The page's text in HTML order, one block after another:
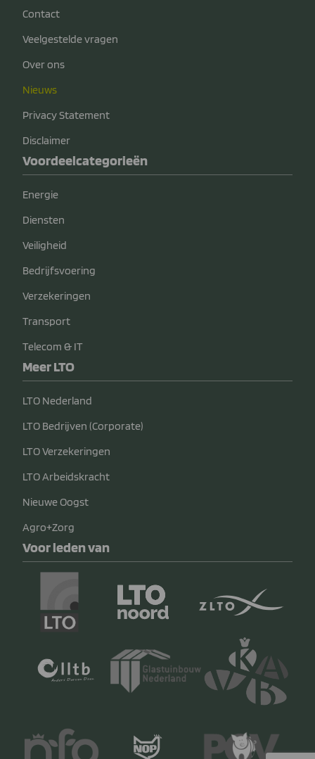
Contact
Veelgestelde vragen
Over ons
Nieuws
Privacy Statement
Disclaimer
Voordeelcategorieën
Energie
Diensten
Veiligheid
Bedrijfsvoering
Verzekeringen
Transport
Telecom & IT
Meer LTO
LTO Nederland
LTO Bedrijven (Corporate)
LTO Verzekeringen
LTO Arbeidskracht
Nieuwe Oogst
Agro+Zorg
Voor leden van